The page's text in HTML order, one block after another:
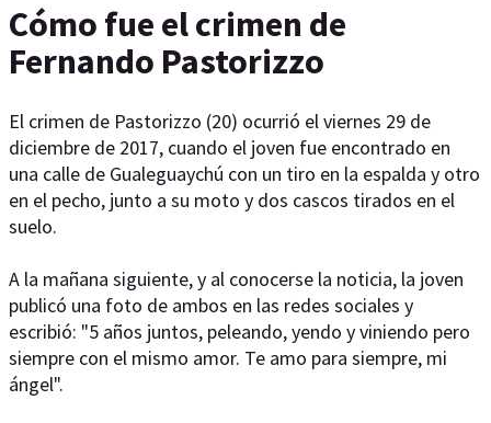
Cómo fue el crimen de
Fernando Pastorizzo
El crimen de Pastorizzo (20) ocurrió el viernes 29 de
diciembre de 2017, cuando el joven fue encontrado en
una calle de Gualeguaychú con un tiro en la espalda y otro
en el pecho, junto a su moto y dos cascos tirados en el
suelo.
A la mañana siguiente, y al conocerse la noticia, la joven
publicó una foto de ambos en las redes sociales y
escribió: "5 años juntos, peleando, yendo y viniendo pero
siempre con el mismo amor. Te amo para siempre, mi
ángel".